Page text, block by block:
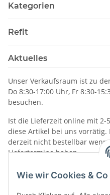
Wie wir Cookies &
Kategorien
Refit
Aktuelles
Unser Verkaufsraum ist zu
Do 8:30-17:00 Uhr, Fr 8:30-
besuchen.
Ist die Lieferzeit online mit 2-
diese Artikel bei uns
derzeit nicht bestellbar wenn
Liefertermine haben.
Informationen